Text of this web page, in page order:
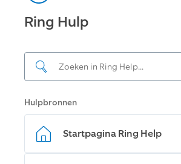
Ring Hulp
Hulpbronnen
Startpagina Ring Help